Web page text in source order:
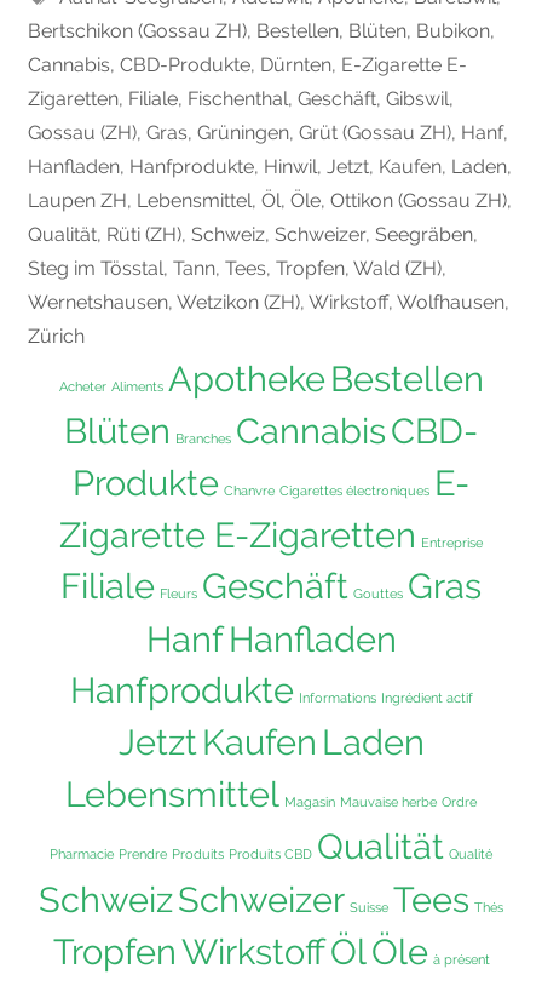
Bertschikon (Gossau ZH), Bestellen, Blüten, Bubikon,
Cannabis, CBD-Produkte, Dürnten, E-Zigarette E-
Zigaretten, Filiale, Fischenthal, Geschäft, Gibswil,
Gossau (ZH), Gras, Grüningen, Grüt (Gossau ZH), Hanf,
Hanfladen, Hanfprodukte, Hinwil, Jetzt, Kaufen, Laden,
Laupen ZH, Lebensmittel, Öl, Öle, Ottikon (Gossau ZH),
Qualität, Rüti (ZH), Schweiz, Schweizer, Seegräben,
Steg im Tösstal, Tann, Tees, Tropfen, Wald (ZH),
Wernetshausen, Wetzikon (ZH), Wirkstoff, Wolfhausen,
Zürich
Acheter Aliments ApothekeBestellen
Blüten
Branches CannabisCBD-
Produkte Chanvre Cigarettes électroniques E-
Zigarette E-Zigaretten
Entreprise
Filiale Fleurs Geschäft Gouttes Gras
HanfHanfladen
Hanfprodukte Informations Ingrédient actif
JetztKaufen Laden
Lebensmittel Magasin Mauvaise herbe Ordre
Pharmacie Prendre Produits Produits CBD Qualität Qualité
SchweizSchweizer Suisse Tees Thés
TropfenWirkstoffÖlÖle à présent